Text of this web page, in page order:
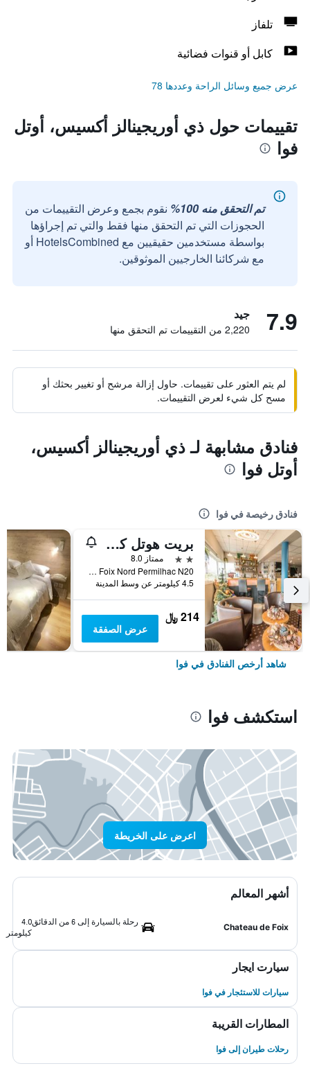
تلفاز
كابل أو قنوات فضائية
عرض جميع وسائل الراحة وعددها 78
تقييمات حول ذي أوريجينالز أكسيس، أوتل
فوا
تم التحقق منه 100%
نقوم بجمع وعرض التقييمات من
الحجوزات التي تم التحقق منها فقط والتي تم إجراؤها
بواسطة مستخدمين حقيقيين مع HotelsCombined أو
مع شركائنا الخارجيين الموثوقين.
7.9 جيد
2,220 من التقييمات تم التحقق منها
لم يتم العثور على تقييمات. حاول إزالة مرشح أو تغيير بحثك أو
مسح كل شيء لعرض التقييمات.
فنادق مشابهة لـ ذي أوريجينالز أكسيس،
أوتل فوا
فنادق رخيصة في فوا
بريت هوتل كونفور فوا
2 نجمتين
ممتاز 8.0
Za Foix Nord Permilhac N20, فوا, إقليم أرياج, فرنسا
4.5 كيلومتر عن وسط المدينة
214 ﷼
عرض الصفقة
شاهد أرخص الفنادق في فوا
استكشف فوا
اعرض على الخريطة
أشهر المعالم
Chateau de Foix
رحلة بالسيارة إلى 6 من الدقائق
4.0
كيلومتر
سيارت ايجار
سيارات للاستئجار في فوا
المطارات القريبة
رحلات طيران إلى فوا